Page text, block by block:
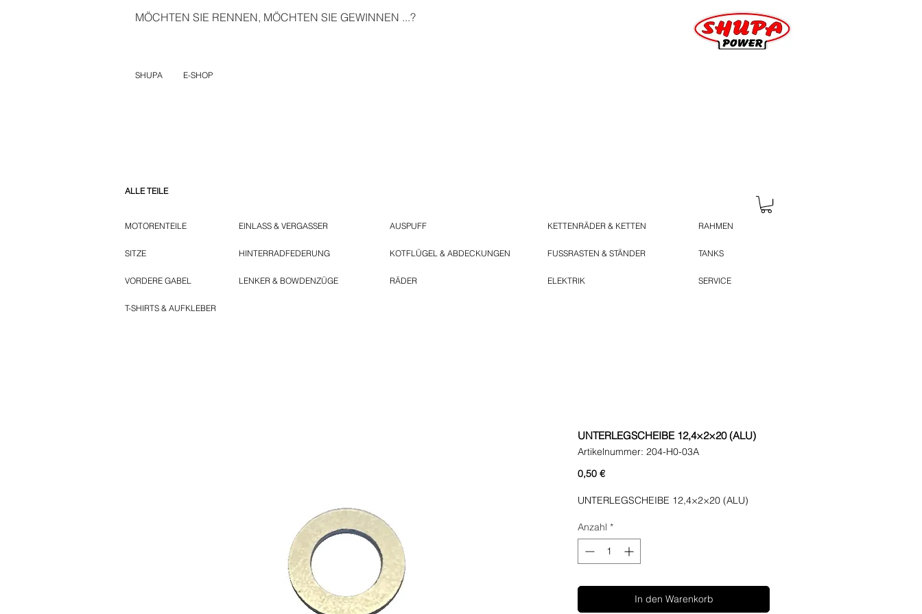
MÖCHTEN SIE RENNEN, MÖCHTEN SIE GEWINNEN ...?
SHUPA E-SHOP
ALLE TEILE
MOTORENTEILE
SITZE
VORDERE GABEL
EINLASS & VERGASSER
HINTERRADFEDERUNG
LENKER & BOWDENZÜGE
AUSPUFF
KOTFLÜGEL & ABDECKUNGEN
RÄDER
KETTENRÄDER & KETTEN
FUSSRASTEN & STÄNDER
ELEKTRIK
RAHMEN
TANKS
SERVICE
T-SHIRTS & AUFKLEBER
UNTERLEGSCHEIBE 12,4×2×20 (ALU)
Artikelnummer: 204-H0-03A
0,50 €Preis
UNTERLEGSCHEIBE 12,4×2×20 (ALU)
Anzahl *
In den Warenkorb